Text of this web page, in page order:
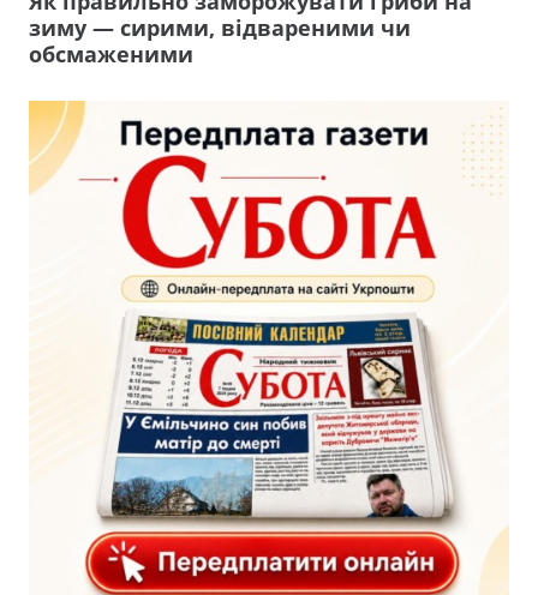
зиму — сирими, відвареними чи
обсмаженими